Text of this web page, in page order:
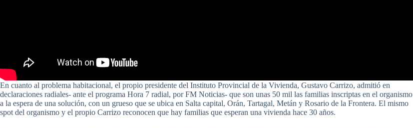
En cuanto al problema habitacional, el propio presidente del Instituto Provincial de la Vivienda, Gustavo Carrizo, admitió en
declaraciones radiales- ante el programa Hora 7 radial, por FM Noticias- que son unas 50 mil las familias inscriptas en el organismo
a la espera de una solución, con un grueso que se ubica en Salta capital, Orán, Tartagal, Metán y Rosario de la Frontera. El mismo
spot del organismo y el propio Carrizo reconocen que hay familias que esperan una vivienda hace 30 años.